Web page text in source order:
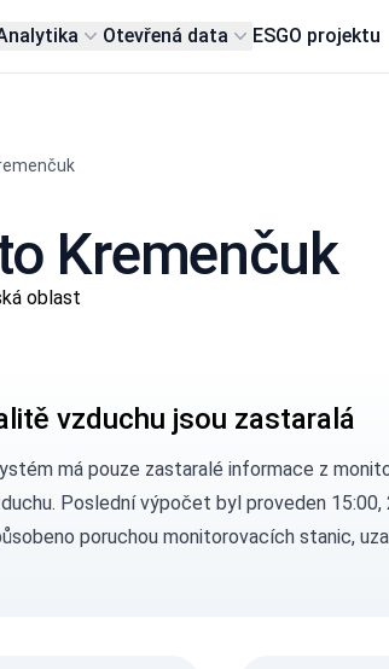
Otevřená data ESGO projektu
Kremenčuk
oblast
vzduchu jsou zastaralá
má pouze zastaralé informace z
Poslední výpočet byl proveden 15:00,
poruchou monitorovacích stanic,